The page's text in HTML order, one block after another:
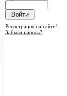
Регистрация на сайте!
Забыли пароль?